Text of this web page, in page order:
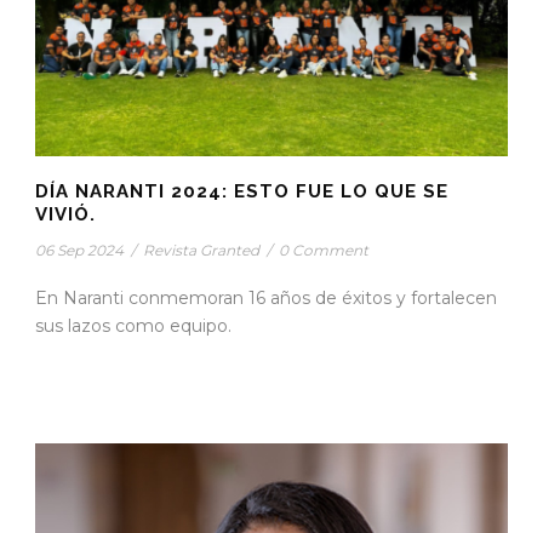
DÍA NARANTI 2024: ESTO FUE LO QUE SE
VIVIÓ.
06 Sep 2024 / Revista Granted / 0 Comment
En Naranti conmemoran 16 años de éxitos y fortalecen
sus lazos como equipo.